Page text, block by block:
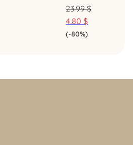
23.99$
4.80 $
(-80%)